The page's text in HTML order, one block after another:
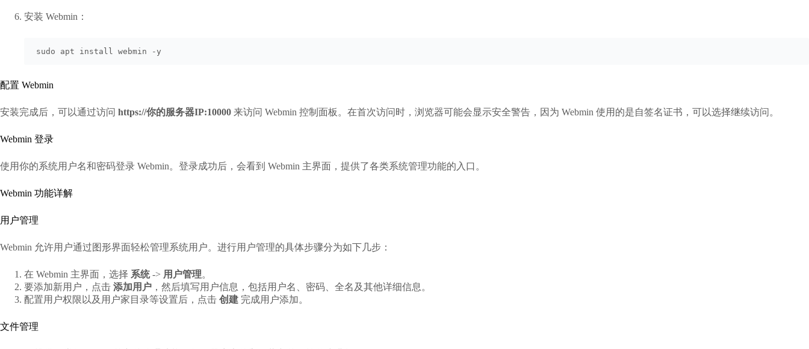
安装 Webmin：
sudo apt install webmin -y
配置 Webmin
安装完成后，可以通过访问 https://你的服务器IP:10000 来访问 Webmin 控制面板。在首次访问时，浏览器可能会显示安全警告，因为 Webmin 使用的是自签名证书，可以选择继续访问。
Webmin 登录
使用你的系统用户名和密码登录 Webmin。登录成功后，会看到 Webmin 主界面，提供了各类系统管理功能的入口。
Webmin 功能详解
用户管理
Webmin 允许用户通过图形界面轻松管理系统用户。进行用户管理的具体步骤分为如下几步：
在 Webmin 主界面，选择 系统-> 用户管理。
要添加新用户，点击 添加用户 ，然后填写用户信息，包括用户名、密码、全名及其他详细信息。
配置用户权限以及用户家目录等设置后，点击 创建 完成用户添加。
文件管理